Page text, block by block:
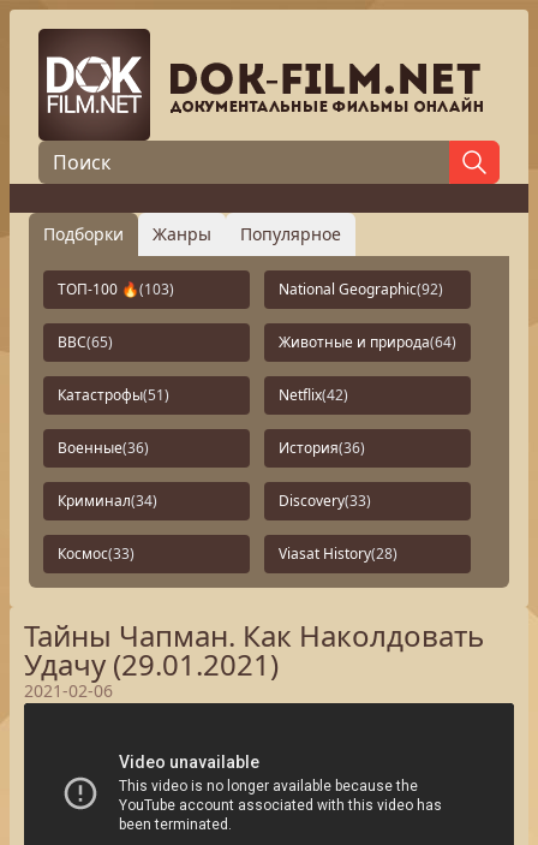
Подборки Жанры Популярное
ТОП-100 🔥(103) National Geographic(92)
BBC(65) Животные и природа(64)
Катастрофы(51) Netflix(42)
Военные(36) История(36)
Криминал(34) Discovery(33)
Космос(33) Viasat History(28)
Тайны Чапман. Как Наколдовать
Удачу (29.01.2021)
2021-02-06